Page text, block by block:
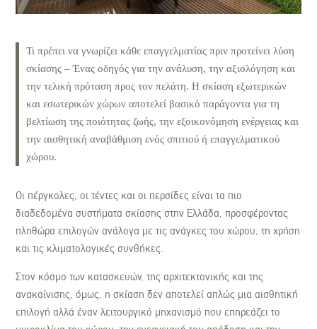
Τι πρέπει να γνωρίζει κάθε επαγγελματίας πριν προτείνει λύση
σκίασης – Ένας οδηγός για την ανάλυση, την αξιολόγηση και
την τελική πρόταση προς τον πελάτη. Η σκίαση εξωτερικών
και εσωτερικών χώρων αποτελεί βασικό παράγοντα για τη
βελτίωση της ποιότητας ζωής, την εξοικονόμηση ενέργειας και
την αισθητική αναβάθμιση ενός σπιτιού ή επαγγελματικού
χώρου.
Οι πέργκολες, οι τέντες και οι περσίδες είναι τα πιο
διαδεδομένα συστήματα σκίασης στην Ελλάδα, προσφέροντας
πληθώρα επιλογών ανάλογα με τις ανάγκες του χώρου, τη χρήση
και τις κλιματολογικές συνθήκες.
Στον κόσμο των κατασκευών, της αρχιτεκτονικής και της
ανακαίνισης, όμως, η σκίαση δεν αποτελεί απλώς μια αισθητική
επιλογή αλλά έναν λειτουργικό μηχανισμό που επηρεάζει το